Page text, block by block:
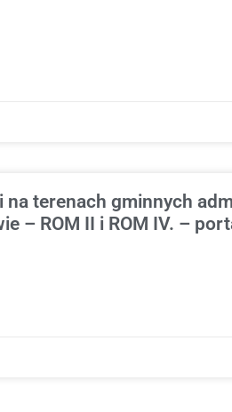
terenach gminnych
– ROM II i ROM IV. –